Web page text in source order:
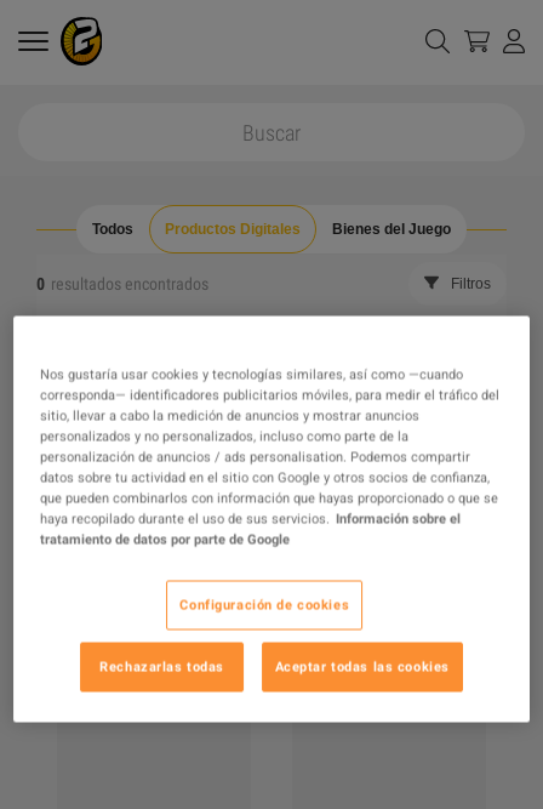
Todos Productos Digitales Bienes del Juego
0 resultados encontrados Filtros
The product you were looking for was not found, maybe
one of our recommendations will pique your interest
instead?
Nos gustaría usar cookies y tecnologías similares, así como —cuando
corresponda— identificadores publicitarios móviles, para medir el tráfico del
sitio, llevar a cabo la medición de anuncios y mostrar anuncios
personalizados y no personalizados, incluso como parte de la
personalización de anuncios / ads personalisation. Podemos compartir
datos sobre tu actividad en el sitio con Google y otros socios de confianza,
que pueden combinarlos con información que hayas proporcionado o que se
haya recopilado durante el uso de sus servicios. Información sobre el
tratamiento de datos por parte de Google
Configuración de cookies
Rechazarlas todas Aceptar todas las cookies